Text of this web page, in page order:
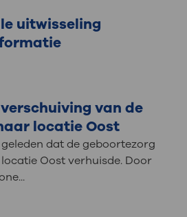
uitwisseling
van de
locatie Oost
dat de geboortezorg
Oost verhuisde. Door